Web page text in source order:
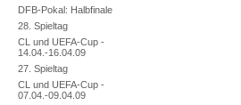
DFB-Pokal: Halbfinale
28. Spieltag
CL und UEFA-Cup -
14.04.-16.04.09
27. Spieltag
CL und UEFA-Cup -
07.04.-09.04.09